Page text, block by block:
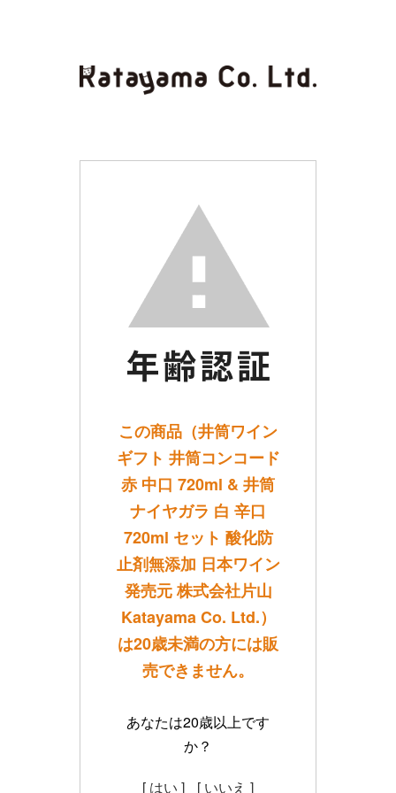
この商品（井筒ワイン
ギフト 井筒コンコード
赤 中口 720ml & 井筒
ナイヤガラ 白 辛口
720ml セット 酸化防
止剤無添加 日本ワイン
発売元 株式会社片山
Katayama Co. Ltd.）
は20歳未満の方には販
売できません。
あなたは20歳以上です
か？
[ はい ] [ いいえ ]